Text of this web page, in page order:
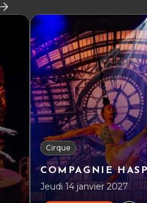
Cirque
COMPAGNIE
Jeudi 14 janvier 2027